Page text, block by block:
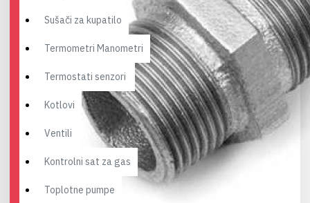
Sušači za kupatilo
Termometri Manometri
Termostati senzori
Kotlovi
Ventili
Kontrolni sat za gas
Toplotne pumpe